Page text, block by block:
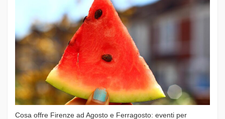
Cosa offre Firenze ad Agosto e Ferragosto: eventi per